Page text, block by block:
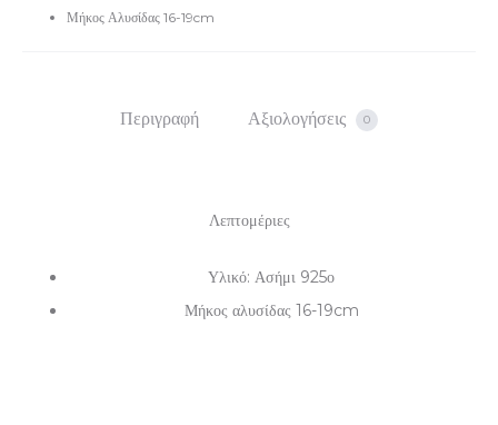
Μήκος Αλυσίδας 16-19cm
Περιγραφή Αξιολογήσεις 0
Λεπτομέριες
Υλικό: Ασήμι 925ο
Μήκος αλυσίδας 16-19cm